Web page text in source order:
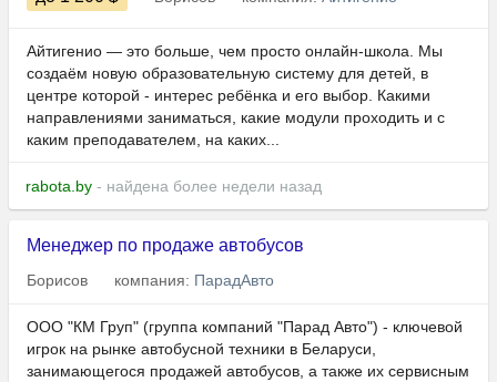
Айтигенио — это больше, чем просто онлайн-школа. Мы
создаём новую образовательную систему для детей, в
центре которой - интерес ребёнка и его выбор. Какими
направлениями заниматься, какие модули проходить и с
каким преподавателем, на каких...
rabota.by - найдена более недели назад
Менеджер по продаже автобусов
Борисов компания: ПарадАвто
ООО "КМ Груп" (группа компаний "Парад Авто") - ключевой
игрок на рынке автобусной техники в Беларуси,
занимающегося продажей автобусов, а также их сервисным